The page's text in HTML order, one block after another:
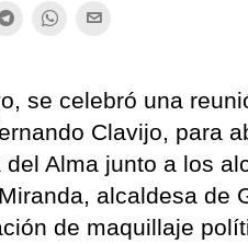
se celebró una
Clavijo, para
Alma junto a los
alcaldesa de
de maquillaje